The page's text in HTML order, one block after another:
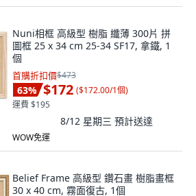
Nuni相框 高級型 樹脂 纖薄 300片 拼
圖框 25 x 34 cm 25-34 SF17, 拿鐵, 1
個
首購折扣價$473
63% $172 ($172.00/1個)
運費 $195
8/12 星期三 預計送達
WOW免運
Belief Frame 高級型 鑽石畫 樹脂畫框
30 x 40 cm, 霧面復古, 1個